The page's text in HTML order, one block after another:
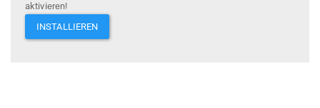
aktivieren!
INSTALLIEREN